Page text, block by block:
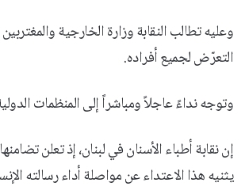
وعليه تطالب النقابة وزارة الخارجية
التعرّض لجميع أفراده.
وتوجه نداءً عاجلاً ومباشراً إلى المنظمات
إن نقابة أطباء الأسنان في لبنان، إذ تعلن
يثنيه هذا الاعتداء عن مواصلة أداء رسالته